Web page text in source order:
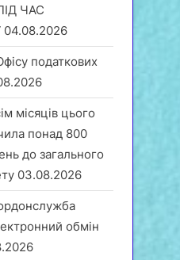
ЧАС
04.08.2026
податкових
місяців цього
понад 800
до загального
03.08.2026
обмін